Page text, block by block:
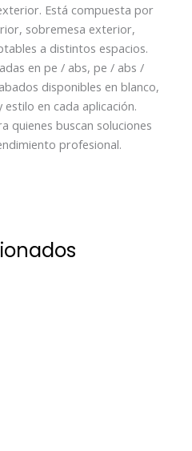
Está compuesta por
sobremesa exterior,
a distintos espacios.
en pe / abs, pe / abs /
disponibles en blanco,
en cada aplicación.
quienes buscan soluciones
profesional.